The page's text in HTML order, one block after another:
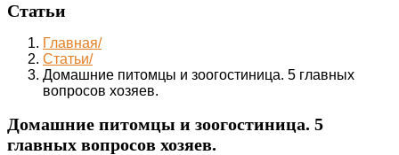
Статьи
Главная
Статьи
Домашние питомцы и зоогостиница. 5 главных
вопросов хозяев.
Домашние питомцы и зоогостиница. 5
главных вопросов хозяев.